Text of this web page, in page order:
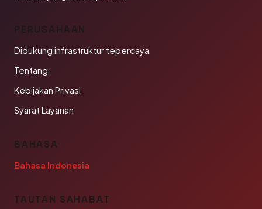
PERUSAHAAN
Didukung infrastruktur tepercaya
Tentang
Kebijakan Privasi
Syarat Layanan
BAHASA
Bahasa Indonesia
TAUTAN SAHABAT